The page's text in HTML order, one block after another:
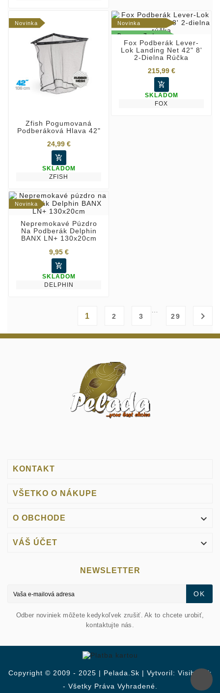
Novinka
Zfish Pogumovaná
Podberáková Hlava 42"
24,99 €

SKLADOM
ZFISH
Novinka
Doprava Zadarmo
Fox Podberák Lever-
Lok Landing Net 42" 8'
2-Dielna Rúčka
215,99 €

SKLADOM
FOX
Novinka
Nepremokavé Púzdro
Na Podberák Delphin
BANX LN+ 130x20cm
9,95 €

SKLADOM
DELPHIN
1 2 3
29

KONTAKT
VŠETKO O NÁKUPE
O OBCHODE 
VÁŠ ÚČET 
NEWSLETTER
OK
Odber noviniek môžete kedykoľvek zrušiť. Ak to chcete urobiť,
kontaktujte nás.
Copyright © 2009 - 2025 | Pelada.sk | Vytvoril: Visibly.sk
- Všetky Práva Vyhradené.